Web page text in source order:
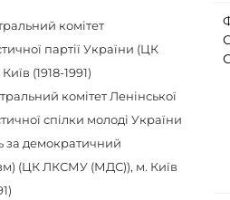
комітет
партії України (ЦК
(1918-1991)
комітет Ленінської
спілки молоді України
за демократичний
(ЦК ЛКСМУ (МДС)), м. Київ